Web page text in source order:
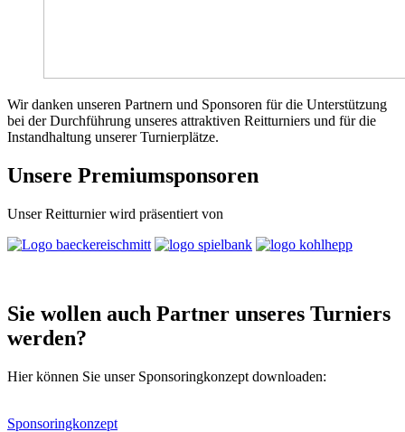
Wir danken unseren Partnern und Sponsoren für die Unterstützung
bei der Durchführung unseres attraktiven Reitturniers und für die
Instandhaltung unserer Turnierplätze.
Unsere Premiumsponsoren
Unser Reitturnier wird präsentiert von
Sie wollen auch Partner unseres Turniers
werden?
Hier können Sie unser Sponsoringkonzept downloaden:
Sponsoringkonzept